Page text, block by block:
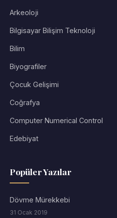
Arkeoloji
Bilgisayar Bilişim Teknoloji
Bilim
Biyografiler
Çocuk Gelişimi
Coğrafya
Computer Numerical Control
Edebiyat
Popüler Yazılar
Dövme Mürekkebi
31 Ocak 2019